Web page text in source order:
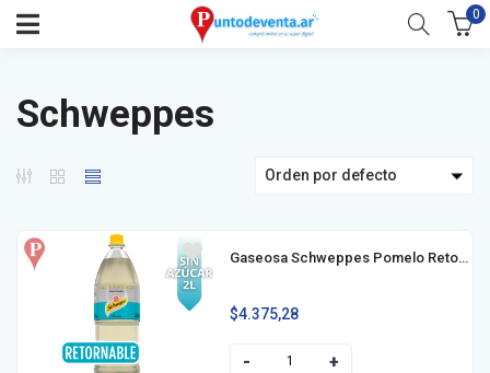
0
Schweppes
Orden por defecto
Gaseosa Schweppes Pomelo Retornable 2l
$4.375,28